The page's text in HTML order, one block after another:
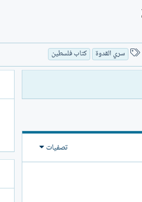
ا
س
ل
ت
سري القدوة كتاب فلسطين
تصفيات